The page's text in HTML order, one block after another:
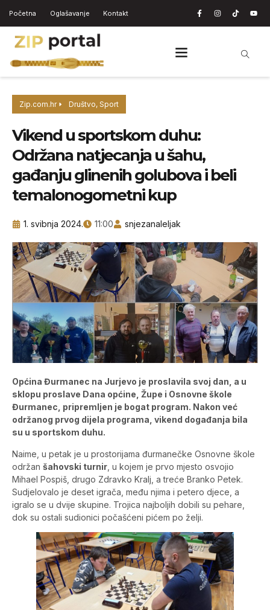
Početna Oglašavanje Kontakt
Zip.com.hr Društvo, Sport
Vikend u sportskom duhu:
Održana natjecanja u šahu,
gađanju glinenih golubova i beli
temalonogometni kup
1. svibnja 2024. 11:00 snjezanaleljak
Općina Đurmanec na Jurjevo je proslavila svoj dan, a u
sklopu proslave Dana općine, Župe i Osnovne škole
Đurmanec, pripremljen je bogat program. Nakon već
održanog prvog dijela programa, vikend događanja bila
su u sportskom duhu.
Naime, u petak je u prostorijama đurmanečke Osnovne škole
održan šahovski turnir , u kojem je prvo mjesto osvojio
Mihael Pospiš, drugo Zdravko Kralj, a treće Branko Petek.
Sudjelovalo je deset igrača, među njima i petero djece, a
igralo se u dvije skupine. Trojica najboljih dobili su pehare,
dok su ostali sudionici počašćeni pićem po želji.